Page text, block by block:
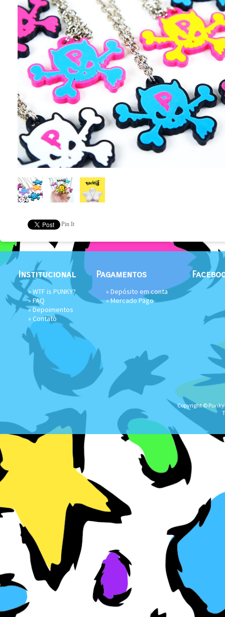
Pin It
Institucional
» WTF is PUNKY?
» FAQ
» Depoimentos
» Contato
Pagamentos
» Depósito em conta
»Mercado Pago
Copyright ©